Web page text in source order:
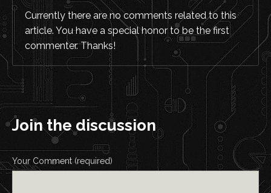
Currently there are no comments related to this
article. You have a special honor to be the first
commenter. Thanks!
Join the discussion
Your Comment (required)